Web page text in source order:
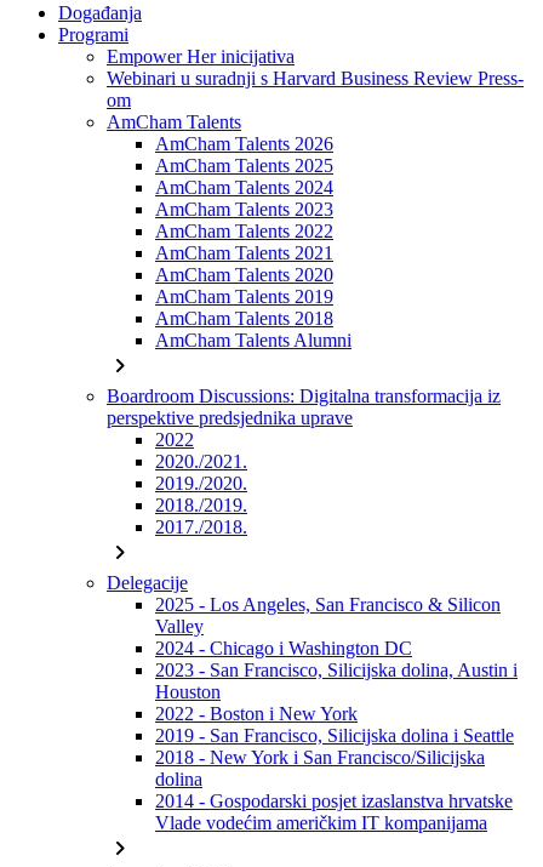
Događanja
Programi
Empower Her inicijativa
Webinari u suradnji s Harvard Business Review Press-
om
AmCham Talents
AmCham Talents 2026
AmCham Talents 2025
AmCham Talents 2024
AmCham Talents 2023
AmCham Talents 2022
AmCham Talents 2021
AmCham Talents 2020
AmCham Talents 2019
AmCham Talents 2018
AmCham Talents Alumni
chevron_right
Boardroom Discussions: Digitalna transformacija iz
perspektive predsjednika uprave
2022
2020./2021.
2019./2020.
2018./2019.
2017./2018.
chevron_right
Delegacije
2025 - Los Angeles, San Francisco & Silicon
Valley
2024 - Chicago i Washington DC
2023 - San Francisco, Silicijska dolina, Austin i
Houston
2022 - Boston i New York
2019 - San Francisco, Silicijska dolina i Seattle
2018 - New York i San Francisco/Silicijska
dolina
2014 - Gospodarski posjet izaslanstva hrvatske
Vlade vodećim američkim IT kompanijama
chevron_right